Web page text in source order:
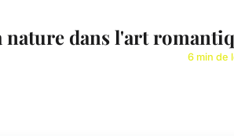
nature dans l'art
6 min de